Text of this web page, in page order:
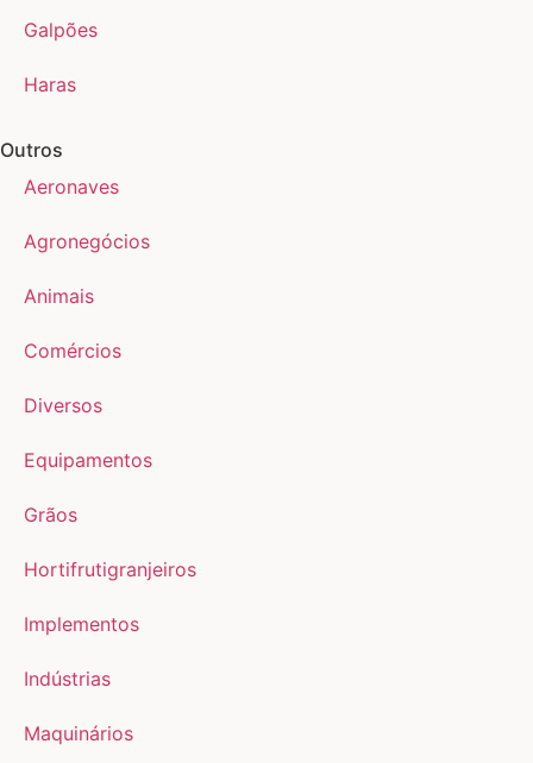
Galpões
Haras
Outros
Aeronaves
Agronegócios
Animais
Comércios
Diversos
Equipamentos
Grãos
Hortifrutigranjeiros
Implementos
Indústrias
Maquinários